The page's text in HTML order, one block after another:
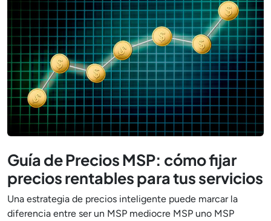
Guía de Precios MSP: cómo fijar
precios rentables para tus servicios
Una estrategia de precios inteligente puede marcar la
diferencia entre ser un MSP mediocre MSP uno MSP